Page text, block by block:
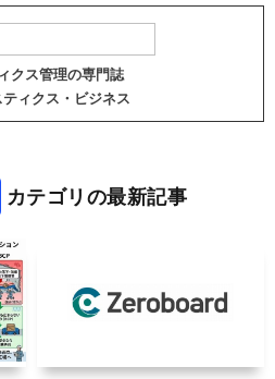
クス管理の専門誌
ティクス・ビジネス
カテゴリの最新記事